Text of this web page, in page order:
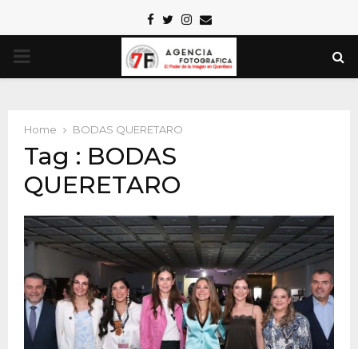
Facebook
TwitterInstagram
Email
PRIMARY
Home BODAS QUERETARO
Tag : BODAS
QUERETARO